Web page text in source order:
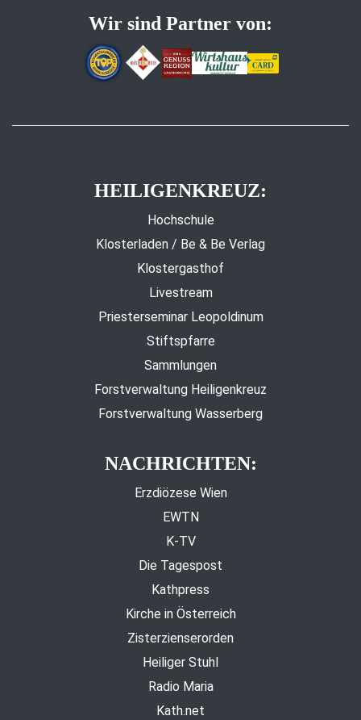
Wir sind Partner von:
HEILIGENKREUZ:
Hochschule
Klosterladen / Be & Be Verlag
Klostergasthof
Livestream
Priesterseminar Leopoldinum
Stiftspfarre
Sammlungen
Forstverwaltung Heiligenkreuz
Forstverwaltung Wasserberg
NACHRICHTEN:
Erzdiözese Wien
EWTN
K-TV
Die Tagespost
Kathpress
Kirche in Österreich
Zisterzienserorden
Heiliger Stuhl
Radio Maria
Kath.net